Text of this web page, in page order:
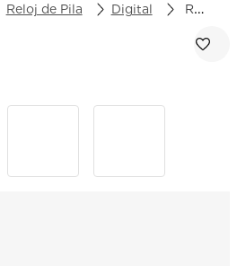
Reloj de Pila Digital Reloj Casio G-Shock DW-5600RS-8DR
TÉRMINOS MÁS BUSCADOS
4.
tissot